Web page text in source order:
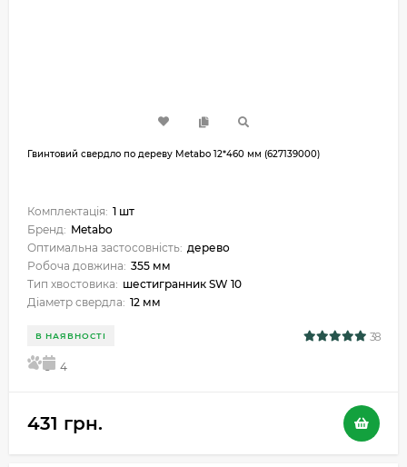
Гвинтовий свердло по дереву Metabo 12*460 мм (627139000)
Комплектація: 1 шт
Бренд: Metabo
Оптимальна застосовність: дерево
Робоча довжина: 355 мм
Тип хвостовика: шестигранник SW 10
Діаметр свердла: 12 мм
В НАЯВНОСТІ 38
5 4
431 грн.